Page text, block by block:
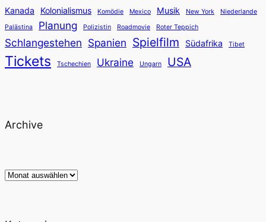
Kanada Kolonialismus Komödie Mexico Musik New York
Niederlande
Palästina
Planung Polizistin Roadmovie Roter Teppich
Schlangestehen Spanien Spielfilm Südafrika Tibet
Tickets Tschechien Ukraine Ungarn USA
Archive
Archiv